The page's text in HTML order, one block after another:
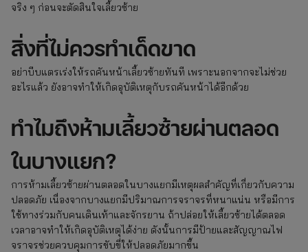
จริง ๆ ก่อนจะตัดสินใจเลี้ยวซ้าย
สิ่งที่ไม่ควรทำเด็ดขาด
อย่าบีบแตรเร่งให้รถคันหน้าเลี้ยวซ้ายทันที เพราะนอกจากจะไม่ช่วย
อะไรแล้ว ยังอาจทำให้เกิดอุบัติเหตุกับรถคันหน้าได้อีกด้วย
ทำไมถึงห้ามเลี้ยวซ้ายผ่านตลอด
ในบางแยก?
การห้ามเลี้ยวซ้ายผ่านตลอดในบางแยกมีเหตุผลสำคัญที่เกี่ยวกับความ
ปลอดภัย เนื่องจากบางแยกมีปริมาณการจราจรที่หนาแน่น หรือมีการ
ใช้ทางร่วมกับคนเดินเท้าและจักรยาน ถ้าปล่อยให้เลี้ยวซ้ายได้ตลอด
เวลาอาจทำให้เกิดอุบัติเหตุได้ง่าย ดังนั้นการมีป้ายและสัญญาณไฟ
จราจรช่วยควบคุมการขับขี่ให้ปลอดภัยมากขึ้น